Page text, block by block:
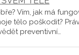
Vím, jak má
tělo poškodit?
preventivní…